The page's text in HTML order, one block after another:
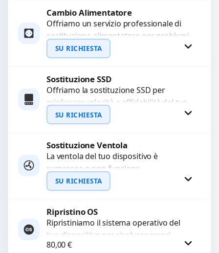
Richiedi Preventivo
WhatsApp
Cambio Alimentatore
Offriamo un servizio professionale di
sostituzione alimentatore per problemi
come alimentatore bruciato, corto
circuito, surriscaldamento, cali di
SU RICHIESTA
Richiedi Preventivo
WhatsApp
Sostituzione SSD
Offriamo la sostituzione SSD per
migliorare velocità e affidabilità del tuo
dispositivo. In caso di
malfunzionamento, recuperiamo i dati
SU RICHIESTA
Richiedi Preventivo
WhatsApp
Sostituzione Ventola
La ventola del tuo dispositivo è
rumorosa o non funziona
correttamente? Offriamo la sostituzione
con componenti di alta qualità
SU RICHIESTA
Richiedi Preventivo
WhatsApp
Ripristino OS
Ripristiniamo il sistema operativo del
tuo dispositivo per risolvere errori
software, rallentamenti o blocchi.
80,00€